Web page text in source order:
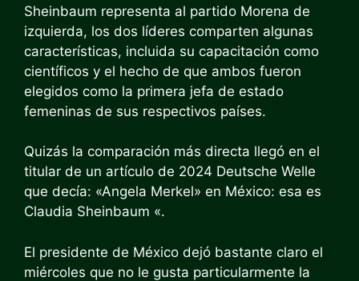
Sheinbaum representa al partido Morena de
izquierda, los dos líderes comparten algunas
características, incluida su capacitación como
científicos y el hecho de que ambos fueron
elegidos como la primera jefa de estado
femeninas de sus respectivos países.
Quizás la comparación más directa llegó en el
titular de un artículo de 2024 Deutsche Welle
que decía: «Angela Merkel» en México: esa es
Claudia Sheinbaum «.
El presidente de México dejó bastante claro el
miércoles que no le gusta particularmente la